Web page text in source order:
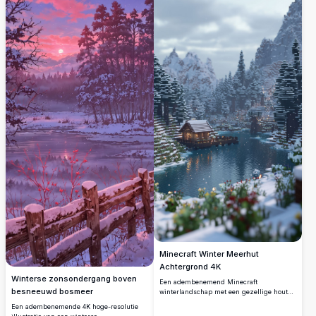
geboden. Aangepast voor mobiele
apparaten, brengt deze hoge resolutie
afbeelding de vredige sfeer van een
blokkerige wildernis tot leven, waardoor
het perfect is voor Minecraft-
enthousiastelingen die hun mobiele
interface willen verbeteren met een
kalmerende touch.
Winterse zonsondergang boven
besneeuwd bosmeer
Een adembenemende 4K hoge-resolutie
Minecraft Winter Meerhut
Achtergrond 4K
Een adembenemend Minecraft
winterlandschap met een gezellige houten